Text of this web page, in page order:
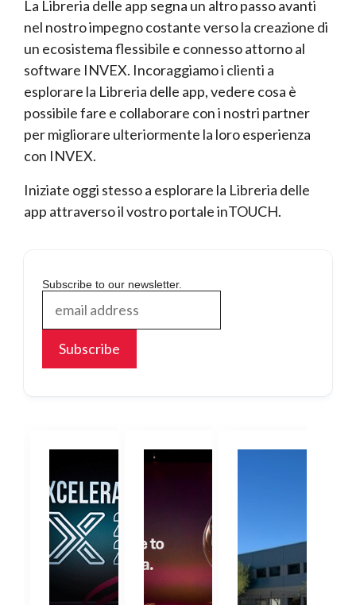
La Libreria delle app segna un altro passo avanti
nel nostro impegno costante verso la creazione di
un ecosistema flessibile e connesso attorno al
software INVEX. Incoraggiamo i clienti a
esplorare la Libreria delle app, vedere cosa è
possibile fare e collaborare con i nostri partner
per migliorare ulteriormente la loro esperienza
con INVEX.
Iniziate oggi stesso a esplorare la Libreria delle
app attraverso il vostro portale inTOUCH.
Subscribe to our newsletter.